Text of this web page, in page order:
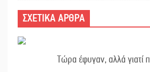
ΣΧΕΤΙΚΑ ΑΡΘΡΑ
Τώρα έφυγαν, αλλά γιατί